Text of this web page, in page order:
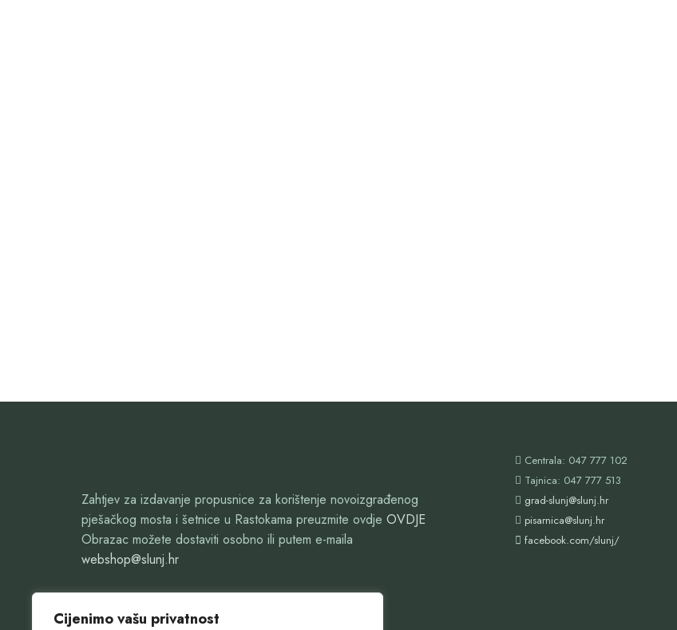
Cijenimo vašu privatnost
Zahtjev za izdavanje propusnice za korištenje novoizgrađenog
pješačkog mosta i šetnice u Rastokama preuzmite ovdje OVDJE
Obrazac možete dostaviti osobno ili putem e-maila
webshop@slunj.hr
Centrala: 047 777 102
Tajnica: 047 777 513
grad-slunj@slunj.hr
pisarnica@slunj.hr
facebook.com/slunj/